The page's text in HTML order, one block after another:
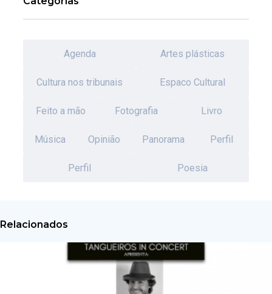
Agenda Artes plásticas
Cultura nos tribunais Espaco Cultural
Feito a mão Fotografia Livro
Música Opinião Panorama Perfil
Perfil Poesia
Relacionados